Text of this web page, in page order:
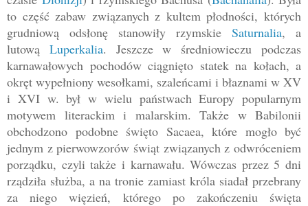
to część zabaw związanych z kultem płodności, których
grudniową odsłonę stanowiły rzymskie Saturnalia, a
lutową Luperkalia. Jeszcze w średniowieczu podczas
karnawałowych pochodów ciągnięto statek na kołach, a
okręt wypełniony wesołkami, szaleńcami i błaznami w XV
i XVI w. był w wielu państwach Europy popularnym
motywem literackim i malarskim. Także w Babilonii
obchodzono podobne święto Sacaea, które mogło być
jednym z pierwowzorów świąt związanych z odwróceniem
porządku, czyli także i karnawału. Wówczas przez 5 dni
rządziła służba, a na tronie zamiast króla siadał przebrany
za niego więzień, którego po zakończeniu święta